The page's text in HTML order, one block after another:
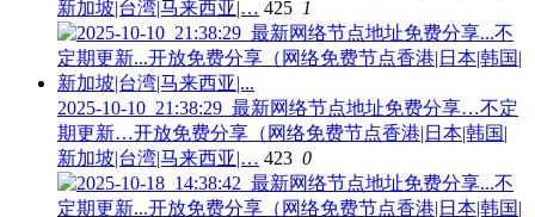
新加坡|台湾|马来西亚|… 425 1
2025-10-10_21:38:29_最新网络节点地址免费分享…不定
期更新…开放免费分享（网络免费节点香港|日本|韩国|
新加坡|台湾|马来西亚|… 423 0